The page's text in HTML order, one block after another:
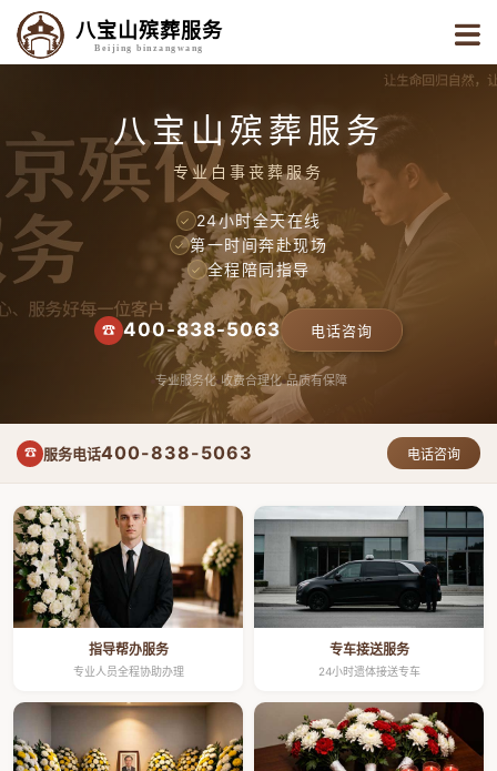
八宝山殡葬服务
Beijing binzangwang
八宝山殡葬服务
专业白事丧葬服务
✓ 24小时全天在线
✓ 第一时间奔赴现场
✓ 全程陪同指导
☎ 400-838-5063 电话咨询
专业服务化 收费合理化 品质有保障
☎ 服务电话400-838-5063 电话咨询
指导帮办服务
专业人员全程协助办理
专车接送服务
24小时遗体接送专车